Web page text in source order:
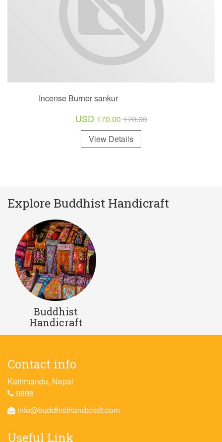
Incense Burner sankur
USD 170.00170.00
View Details
Explore Buddhist Handicraft
Buddhist
Handicraft
Contact info
Kathmandu, Nepal
9898
info@buddhisthandicraft.com
Useful Link